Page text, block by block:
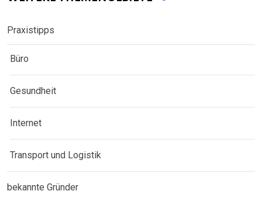
Praxistipps
Büro
Gesundheit
Internet
Transport und Logistik
bekannte Gründer